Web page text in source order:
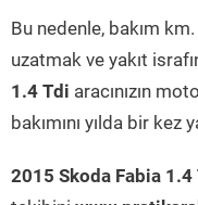
Bu nedenle, bakım
uzatmak ve yakıt
1.4 Tdi aracınızın
bakımını yılda bir kez
2015 Skoda Fabia 1.4